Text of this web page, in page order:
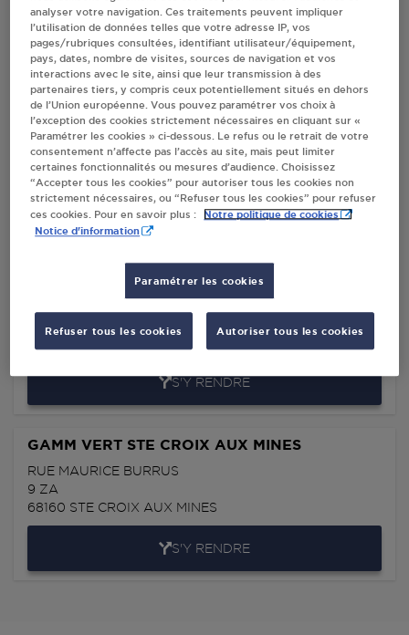
Villes
INTERMARCHE CONTACT STE CROIX AUX
MINES
RUE MAURICE BURRUS
ZONE D'ACTIVITES LES MOULES
68160STE CROIX AUX MINES
S'Y RENDRE
TOTAL ACCESS - SARL LAURE STE CROIX
S'Y RENDRE
GAMM VERT STE CROIX AUX MINES
RUE MAURICE BURRUS
9 ZA
68160 STE CROIX AUX MINES
S'Y RENDRE
analyser votre navigation. Ces traitements peuvent impliquer
l’utilisation de données telles que votre adresse IP, vos
pages/rubriques consultées, identifiant utilisateur/équipement,
pays, dates, nombre de visites, sources de navigation et vos
interactions avec le site, ainsi que leur transmission à des
partenaires tiers, y compris ceux potentiellement situés en dehors
de l’Union européenne. Vous pouvez paramétrer vos choix à
l’exception des cookies strictement nécessaires en cliquant sur «
Paramétrer les cookies » ci-dessous. Le refus ou le retrait de votre
consentement n’affecte pas l’accès au site, mais peut limiter
certaines fonctionnalités ou mesures d’audience. Choisissez
“Accepter tous les cookies” pour autoriser tous les cookies non
strictement nécessaires, ou “Refuser tous les cookies” pour refuser
ces cookies. Pour en savoir plus :
Notre politique de cookies
Notice d'information
Paramétrer les cookies
Refuser tous les cookies Autoriser tous les cookies